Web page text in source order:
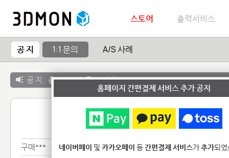
스토어 출력서비스
공 지 1:1 문의 A/S 사례
공 지 : 출력서비스 종료 안내
1:1 문
구매***
홈페이지 간편결제 서비스 추가 공지
네이버페이 및 카카오페이 등간편결제 서비스가추가되